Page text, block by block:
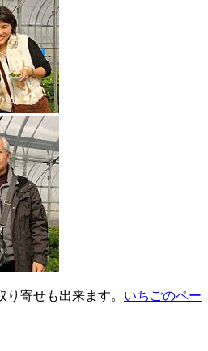
寄せも出来ます。 いちごのペー